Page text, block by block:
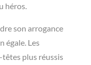
héros.
son arrogance
égale. Les
plus réussis